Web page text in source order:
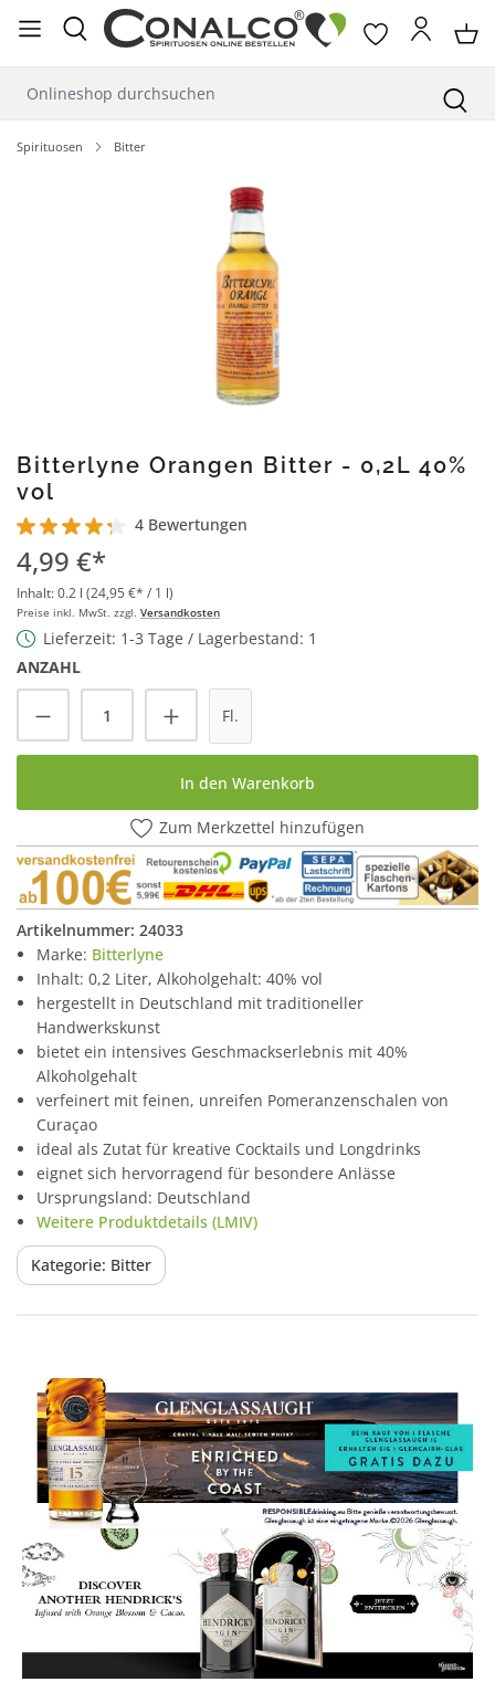
springen
Spirituosen Bitter
Bitterlyne Orangen Bitter - 0,2L 40%
vol
Durchschnittliche Bewertung von 4.2 von 5 Sternen
4 Bewertungen
4,99 €*
Inhalt:0.2 l (24,95 €* / 1 l)
Preise inkl. MwSt. zzgl. Versandkosten
Lieferzeit: 1-3 Tage / Lagerbestand: 1
ANZAHL
Produkt Anzahl: Gib den gewünschten
Fl.
In den Warenkorb
Zum Merkzettel hinzufügen
Artikelnummer: 24033
Marke: Bitterlyne
Inhalt: 0,2 Liter, Alkoholgehalt: 40% vol
hergestellt in Deutschland mit traditioneller
Handwerkskunst
bietet ein intensives Geschmackserlebnis mit 40%
Alkoholgehalt
verfeinert mit feinen, unreifen Pomeranzenschalen von
Curaçao
ideal als Zutat für kreative Cocktails und Longdrinks
eignet sich hervorragend für besondere Anlässe
Ursprungsland: Deutschland
Weitere Produktdetails (LMIV)
Kategorie: Bitter